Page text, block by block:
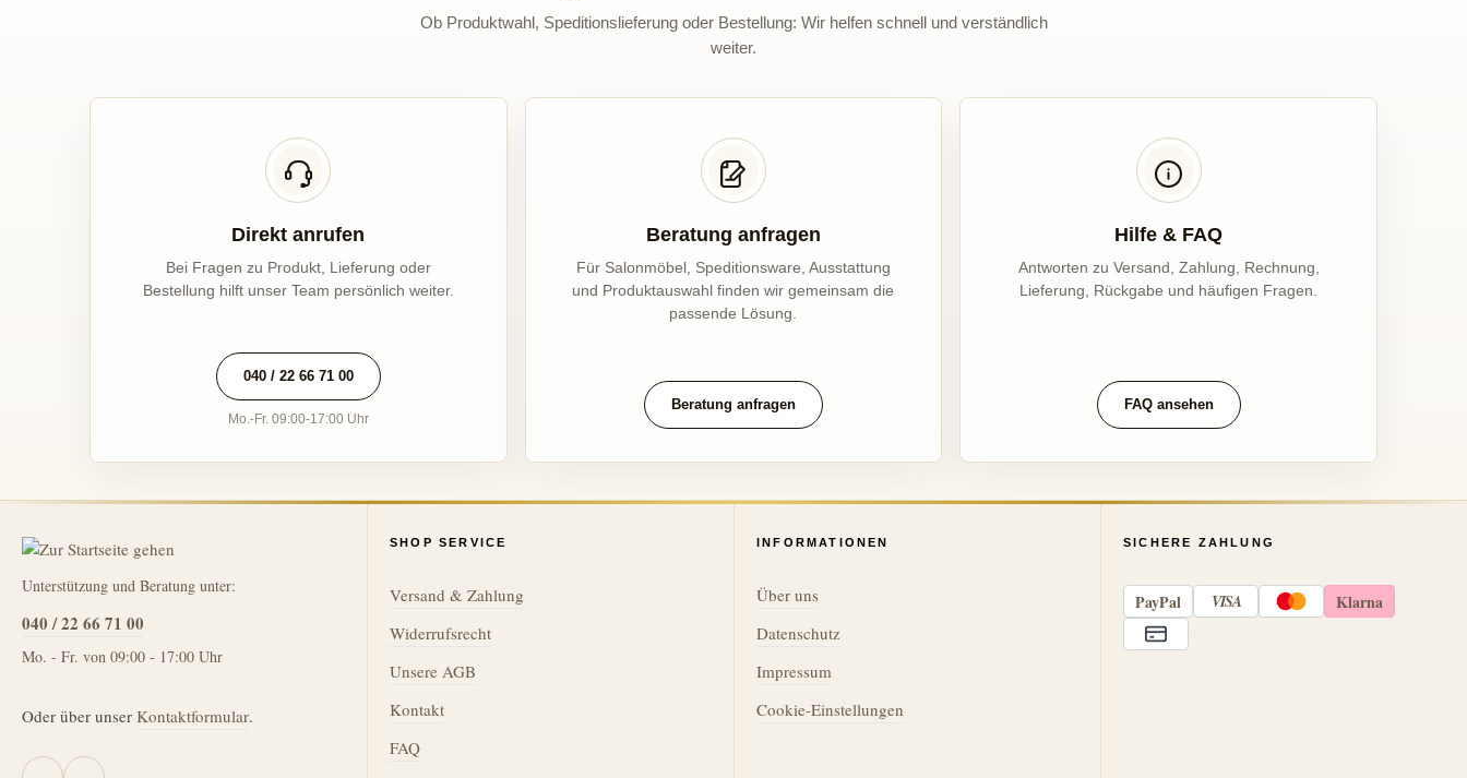
Ob Produktwahl, Speditionslieferung oder Bestellung: Wir helfen schnell und verständlich
weiter.
Direkt anrufen
Bei Fragen zu Produkt, Lieferung oder
Bestellung hilft unser Team persönlich weiter.
040 / 22 66 71 00
Mo.-Fr. 09:00-17:00 Uhr
Beratung anfragen
Für Salonmöbel, Speditionsware, Ausstattung
und Produktauswahl finden wir gemeinsam die
passende Lösung.
Beratung anfragen
Hilfe & FAQ
Antworten zu Versand, Zahlung, Rechnung,
Lieferung, Rückgabe und häufigen Fragen.
FAQ ansehen
Unterstützung und Beratung unter:
040 / 22 66 71 00
Mo. - Fr. von 09:00 - 17:00 Uhr
Oder über unser Kontaktformular.
SHOP SERVICE
Versand & Zahlung
Widerrufsrecht
Unsere AGB
Kontakt
FAQ
INFORMATIONEN
Über uns
Datenschutz
Impressum
Cookie-Einstellungen
SICHERE ZAHLUNG
PayPal VISA Klarna